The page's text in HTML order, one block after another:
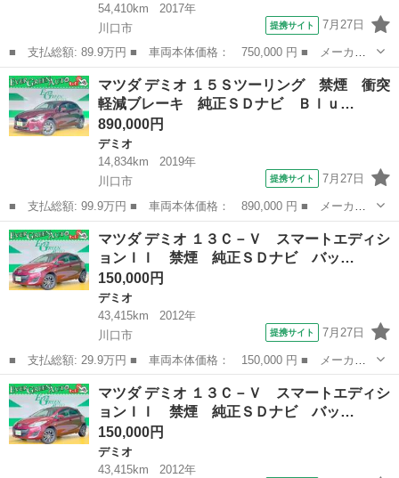
54,410km
2017年
川口市
提携サイト 7月27日
■ 支払総額: 89.9万円 ■ 車両本体価格： 750,000 円 ■ メーカー
名： マツダ ■ 車種名： デミオ ■ グレード名： ＸＤテーラー
ドブラウン 禁煙 衝突軽減ブレーキ 純正ＳＤナビ Ｂｌｕｅｔｏ
ｏｔｈ バッ...
埼玉 川口市 デミオ
マツダ デミオ １５Ｓツーリング 禁煙 衝突
軽減ブレーキ 純正ＳＤナビ Ｂｌｕ…
890,000円
デミオ
14,834km
2019年
川口市
提携サイト 7月27日
■ 支払総額: 99.9万円 ■ 車両本体価格： 890,000 円 ■ メーカー
名： マツダ ■ 車種名： デミオ ■ グレード名： １５Ｓツーリ
ング 禁煙 衝突軽減ブレーキ 純正ＳＤナビ Ｂｌｕｅｔｏｏｔ
ｈ ３６０°モ...
埼玉 川口市 デミオ
マツダ デミオ １３Ｃ－Ｖ スマートエディシ
ョンＩＩ 禁煙 純正ＳＤナビ バッ…
150,000円
デミオ
43,415km
2012年
川口市
提携サイト 7月27日
■ 支払総額: 29.9万円 ■ 車両本体価格： 150,000 円 ■ メーカー
名： マツダ ■ 車種名： デミオ ■ グレード名： １３Ｃ－Ｖ
スマートエディションＩＩ 禁煙 純正ＳＤナビ バックモニター
地デジ ■ ...
埼玉 川口市 デミオ
マツダ デミオ １３Ｃ－Ｖ スマートエディシ
ョンＩＩ 禁煙 純正ＳＤナビ バッ…
150,000円
デミオ
43,415km
2012年